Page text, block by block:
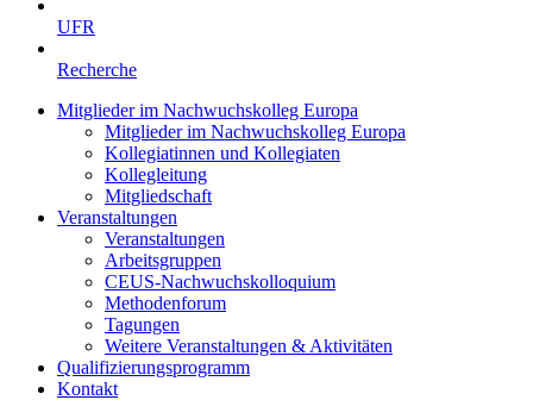
UFR
Recherche
Mitglieder im Nachwuchskolleg Europa
Mitglieder im Nachwuchskolleg Europa
Kollegiatinnen und Kollegiaten
Kollegleitung
Mitgliedschaft
Veranstaltungen
Veranstaltungen
Arbeitsgruppen
CEUS-Nachwuchskolloquium
Methodenforum
Tagungen
Weitere Veranstaltungen & Aktivitäten
Qualifizierungsprogramm
Kontakt